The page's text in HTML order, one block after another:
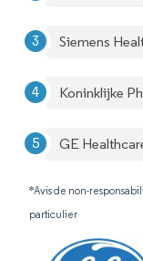
Siemens
Koninklijke
GE
*Avis de non-
particulier